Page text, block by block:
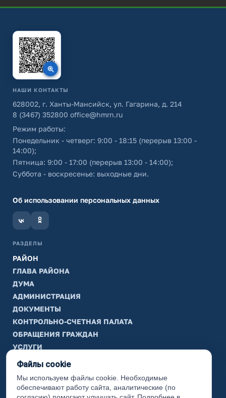
НАШИ КОНТАКТЫ
628002, г. Ханты-Мансийск, ул. Гагарина, д. 214
8 (3467) 352800 office@hmrn.ru
Режим работы:
Понедельник - четверг: 9:00 - 18:15 (перерыв 13:00 -
14:00);
Пятница: 9:00 - 17:00 (перерыв 13:00 - 14:00);
Суббота - воскресенье: выходные дни.
Об использовании персональных данных
РАЗДЕЛЫ
РАЙОН
ГЛАВА РАЙОНА
ДУМА
АДМИНИСТРАЦИЯ
ДОКУМЕНТЫ
КОНТРОЛЬНО-СЧЕТНАЯ ПАЛАТА
ОБРАЩЕНИЯ ГРАЖДАН
УСЛУГИ
ТИК
ИНФОРМАЦИЯ
Законодательная карта
Файлы cookie
Мы используем файлы cookie. Необходимые
обеспечивают работу сайта, аналитические (по